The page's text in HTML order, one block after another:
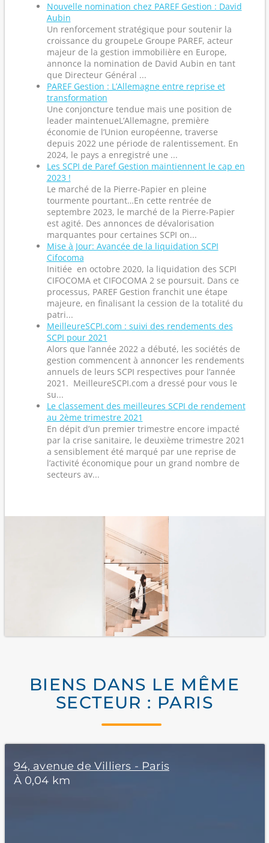
Nouvelle nomination chez PAREF Gestion : David
Aubin
Un renforcement stratégique pour soutenir la
croissance du groupeLe Groupe PAREF, acteur
majeur de la gestion immobilière en Europe,
annonce la nomination de David Aubin en tant
que Directeur Général ...
PAREF Gestion : L’Allemagne entre reprise et
transformation
Une conjoncture tendue mais une position de
leader maintenueL’Allemagne, première
économie de l’Union européenne, traverse
depuis 2022 une période de ralentissement. En
2024, le pays a enregistré une ...
Les SCPI de Paref Gestion maintiennent le cap en
2023 !
Le marché de la Pierre-Papier en pleine
tourmente pourtant…En cette rentrée de
septembre 2023, le marché de la Pierre-Papier
est agité. Des annonces de dévalorisation
marquantes pour certaines SCPI on...
Mise à Jour: Avancée de la liquidation SCPI
Cifocoma
Initiée en octobre 2020, la liquidation des SCPI
CIFOCOMA et CIFOCOMA 2 se poursuit. Dans ce
processus, PAREF Gestion franchit une étape
majeure, en finalisant la cession de la totalité du
patri...
MeilleureSCPI.com : suivi des rendements des
SCPI pour 2021
Alors que l’année 2022 a débuté, les sociétés de
gestion commencent à annoncer les rendements
annuels de leurs SCPI respectives pour l’année
2021. MeilleureSCPI.com a dressé pour vous le
su...
Le classement des meilleures SCPI de rendement
au 2ème trimestre 2021
En dépit d’un premier trimestre encore impacté
par la crise sanitaire, le deuxième trimestre 2021
a sensiblement été marqué par une reprise de
l’activité économique pour un grand nombre de
secteurs av...
BIENS DANS LE MÊME
SECTEUR : PARIS
94, avenue de Villiers - Paris
À 0,04 km